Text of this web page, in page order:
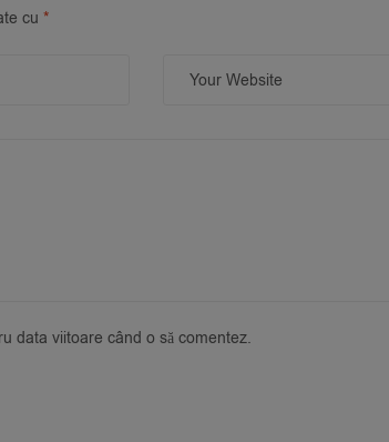
cu *
data viitoare când o să comentez.